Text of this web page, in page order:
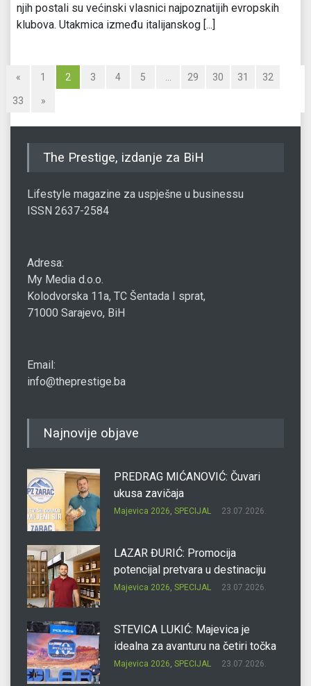
njih postali su većinski vlasnici najpoznatijih evropskih
klubova. Utakmica između italijanskog [...]
« 1 2 3 4 5 29 30 31 32
33 »
The Prestige, izdanje za BiH
Lifestyle magazine za uspješne u businessu
ISSN 2637-2584
Adresa:
My Media d.o.o.
Kolodvorska 11a, TC Šentada I sprat,
71000 Sarajevo, BiH
Email:
info@theprestige.ba
Najnovije objave
PREDRAG MIĆANOVIĆ: Čuvari
ukusa zavičaja
Majevica 2026, SPECIJAL 23.07.2026.
LAZAR ĐURIĆ: Promocija
potencijal pretvara u destinaciju
Majevica 2026, SPECIJAL 23.07.2026.
STEVICA LUKIĆ: Majevica je
idealna za avanturu na četiri točka
Majevica 2026, SPECIJAL 23.07.2026.